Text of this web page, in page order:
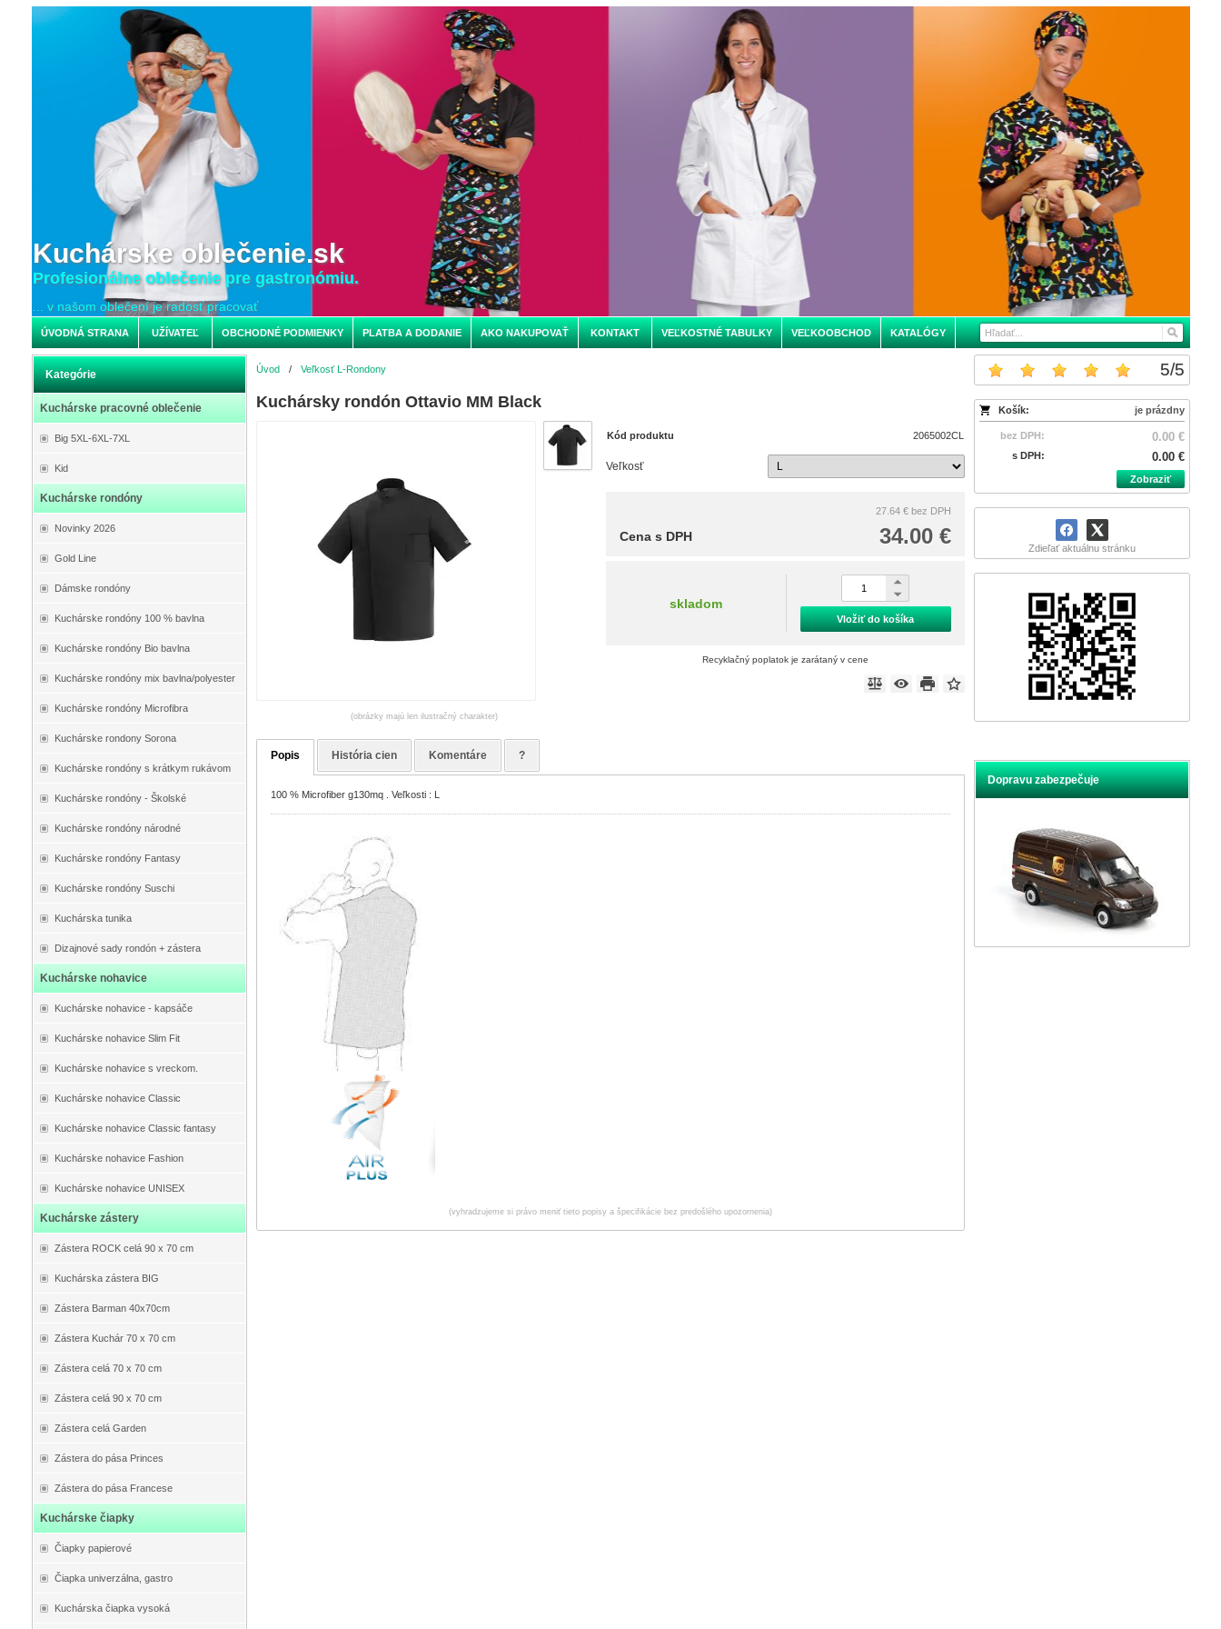
Kuchárske oblečenie.sk
Profesionálne oblečenie pre gastronómiu.
... v našom oblečení je radosť pracovať
ÚVODNÁ STRANA UŽÍVATEĽ OBCHODNÉ PODMIENKY PLATBA A DODANIE AKO NAKUPOVAŤ KONTAKT VEĽKOSTNÉ TABULKY VEĽKOOBCHOD KATALÓGY
Kategórie
Kuchárske pracovné oblečenie
Big 5XL-6XL-7XL
Kid
Kuchárske rondóny
Novinky 2026
Gold Line
Dámske rondóny
Kuchárske rondóny 100 % bavlna
Kuchárske rondóny Bio bavlna
Kuchárske rondóny mix bavlna/polyester
Kuchárske rondóny Microfibra
Kuchárske rondony Sorona
Kuchárske rondóny s krátkym rukávom
Kuchárske rondóny - Školské
Kuchárske rondóny národné
Kuchárske rondóny Fantasy
Kuchárske rondóny Suschi
Kuchárska tunika
Dizajnové sady rondón + zástera
Kuchárske nohavice
Kuchárske nohavice - kapsáče
Kuchárske nohavice Slim Fit
Kuchárske nohavice s vreckom.
Kuchárske nohavice Classic
Kuchárske nohavice Classic fantasy
Kuchárske nohavice Fashion
Kuchárske nohavice UNISEX
Kuchárske zástery
Zástera ROCK celá 90 x 70 cm
Kuchárska zástera BIG
Zástera Barman 40x70cm
Zástera Kuchár 70 x 70 cm
Zástera celá 70 x 70 cm
Zástera celá 90 x 70 cm
Zástera celá Garden
Zástera do pása Princes
Zástera do pása Francese
Kuchárske čiapky
Čiapky papierové
Čiapka univerzálna, gastro
Kuchárska čiapka vysoká
5/5
Košík: je prázdny
bez DPH: 0.00 €
s DPH: 0.00 €
Zobraziť
Zdieľať aktuálnu stránku
Dopravu zabezpečuje
Úvod / Veľkosť L-Rondony
Kuchársky rondón Ottavio MM Black
(obrázky majú len ilustračný charakter)
Kód produktu 2065002CL
Veľkosť
27.64 € bez DPH
34.00 €
Cena s DPH
skladom
Vložiť do košíka
Recyklačný poplatok je zarátaný v cene
Popis História cien Komentáre ?
100 % Microfiber g130mq . Veľkosti : L
(vyhradzujeme si právo meniť tieto popisy a špecifikácie bez predošlého upozornenia)